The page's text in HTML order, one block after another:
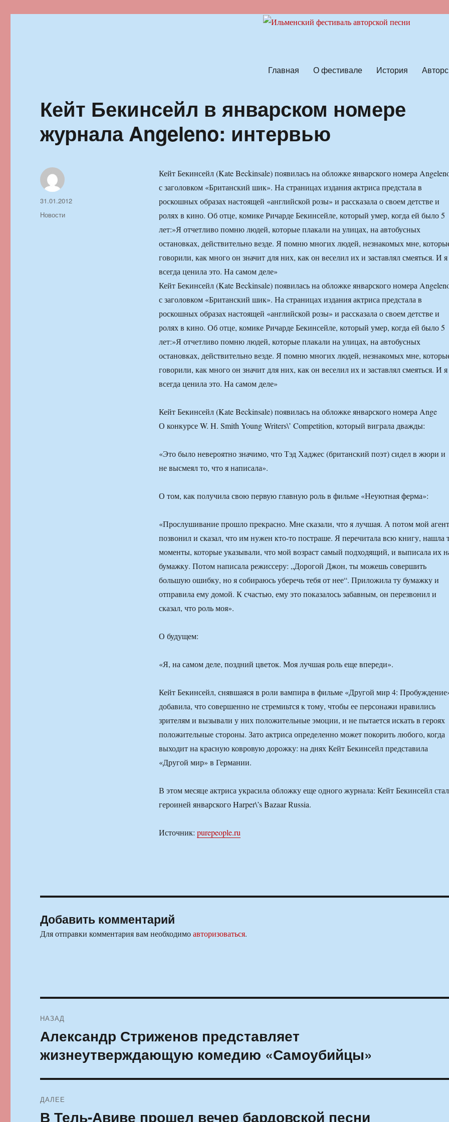
Главная О фестивале История
Кейт Бекинсейл в январском номере
журнала Angeleno: интервью
Кейт Бекинсейл (Kate Beckinsale) появилась на обложке январского номера
с заголовком «Британский шик». На страницах издания актриса предстала в
роскошных образах настоящей «английской розы» и рассказала о своем детстве и
ролях в кино. Об отце, комике Ричарде Бекинсейле, который умер, когда ей было 5
лет:»Я отчетливо помню людей, которые плакали на улицах, на автобусных
остановках, действительно везде. Я помню многих людей, незнакомых мне,
говорили, как много он значит для них, как он веселил их и заставлял смеяться. И я
всегда ценила это. На самом деле»
Кейт Бекинсейл (Kate Beckinsale) появилась на обложке январского номера
с заголовком «Британский шик». На страницах издания актриса предстала в
роскошных образах настоящей «английской розы» и рассказала о своем детстве и
ролях в кино. Об отце, комике Ричарде Бекинсейле, который умер, когда ей было 5
лет:»Я отчетливо помню людей, которые плакали на улицах, на автобусных
остановках, действительно везде. Я помню многих людей, незнакомых мне,
говорили, как много он значит для них, как он веселил их и заставлял смеяться. И я
всегда ценила это. На самом деле»
Кейт Бекинсейл (Kate Beckinsale) появилась на обложке январского номера Ange
О конкурсе W. H. Smith Young Writers\’ Competition, который виграла дважды:
«Это было невероятно значимо, что Тэд Хаджес (британский поэт) сидел в жюри и
не высмеял то, что я написала».
О том, как получила свою первую главную роль в фильме «Неуютная ферма»:
«Прослушивание прошло прекрасно. Мне сказали, что я лучшая. А потом мой агент
позвонил и сказал, что им нужен кто-то постраше. Я перечитала всю книгу, нашла
моменты, которые указывали, что мой возраст самый подходящий, и выписала их
бумажку. Потом написала режиссеру: „Дорогой Джон, ты можешь совершить
большую ошибку, но я собираюсь уберечь тебя от нее“. Приложила ту бумажку и
отправила ему домой. К счастью, ему это показалось забавным, он перезвонил и
сказал, что роль моя».
О будущем:
«Я, на самом деле, поздний цветок. Моя лучшая роль еще впереди».
Кейт Бекинсейл, снявшаяся в роли вампира в фильме «Другой мир 4:
добавила, что совершенно не стремиьтся к тому, чтобы ее персонажи нравились
зрителям и вызывали у них положительные эмоции, и не пытается искать в героях
положительные стороны. Зато актриса определенно может покорить любого, когда
выходит на красную ковровую дорожку: на днях Кейт Бекинсейл представила
«Другой мир» в Германии.
В этом месяце актриса украсила обложку еще одного журнала: Кейт Бекинсейл
героиней январского Harper\’s Bazaar Russia.
Источник: purepeople.ru
Автор
Опубликовано
31.01.2012
Рубрики
Новости
Добавить комментарий
Для отправки комментария вам необходимоавторизоваться.
по
записям
НАЗАД
Предыдущая
Александр Стриженов представляет
жизнеутверждающую комедию «Самоубийцы»
ДАЛЕЕ
Следующая
В Тель-Авиве прошел вечер бардовской песни